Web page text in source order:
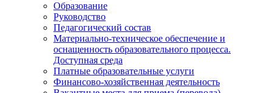
Образование
Руководство
Педагогический состав
Материально-техническое обеспечение и
оснащенность образовательного процесса.
Доступная среда
Платные образовательные услуги
Финансово-хозяйственная деятельность